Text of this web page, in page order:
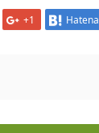
+1 Hatena